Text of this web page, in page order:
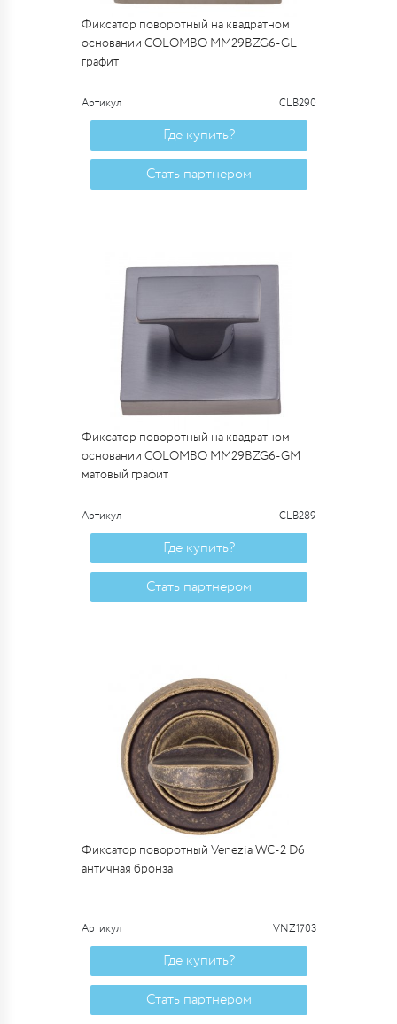
Фиксатор поворотный на квадратном
основании COLOMBO MM29BZG6-GL
графит
Артикул CLB290
Где купить?
Стать партнером
Фиксатор поворотный на квадратном
основании COLOMBO MM29BZG6-GM
матовый графит
Артикул CLB289
Где купить?
Стать партнером
Фиксатор поворотный Venezia WC-2 D6
античная бронза
Артикул VNZ1703
Где купить?
Стать партнером